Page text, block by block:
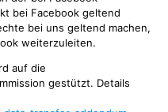
bei Facebook geltend
bei uns geltend machen,
weiterzuleiten.
auf die
gestützt. Details